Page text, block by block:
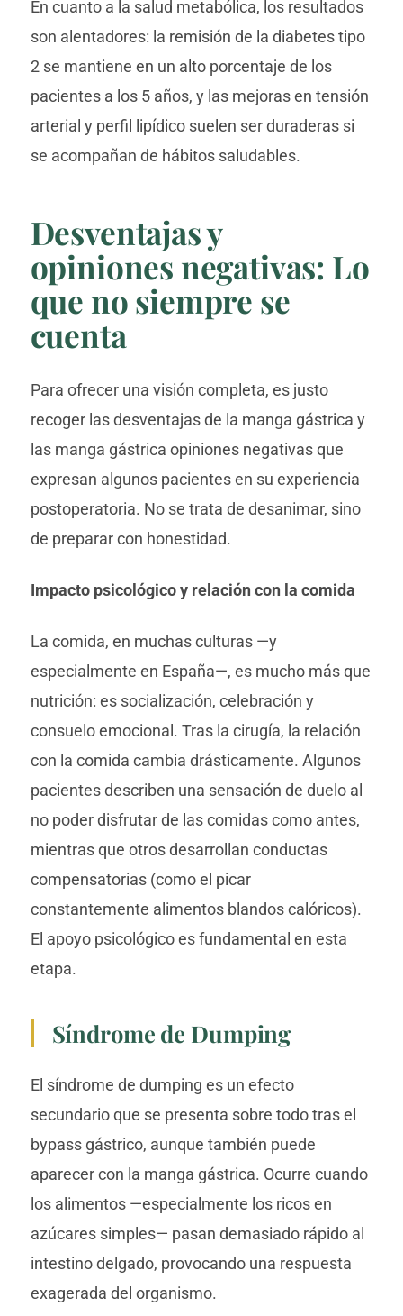
En cuanto a la salud metabólica, los resultados
son alentadores: la remisión de la diabetes tipo
2 se mantiene en un alto porcentaje de los
pacientes a los 5 años, y las mejoras en tensión
arterial y perfil lipídico suelen ser duraderas si
se acompañan de hábitos saludables.
Desventajas y
opiniones negativas: Lo
que no siempre se
cuenta
Para ofrecer una visión completa, es justo
recoger las desventajas de la manga gástrica y
las manga gástrica opiniones negativas que
expresan algunos pacientes en su experiencia
postoperatoria. No se trata de desanimar, sino
de preparar con honestidad.
Impacto psicológico y relación con la comida
La comida, en muchas culturas —y
especialmente en España—, es mucho más que
nutrición: es socialización, celebración y
consuelo emocional. Tras la cirugía, la relación
con la comida cambia drásticamente. Algunos
pacientes describen una sensación de duelo al
no poder disfrutar de las comidas como antes,
mientras que otros desarrollan conductas
compensatorias (como el picar
constantemente alimentos blandos calóricos).
El apoyo psicológico es fundamental en esta
etapa.
Síndrome de Dumping
El síndrome de dumping es un efecto
secundario que se presenta sobre todo tras el
bypass gástrico, aunque también puede
aparecer con la manga gástrica. Ocurre cuando
los alimentos —especialmente los ricos en
azúcares simples— pasan demasiado rápido al
intestino delgado, provocando una respuesta
exagerada del organismo.